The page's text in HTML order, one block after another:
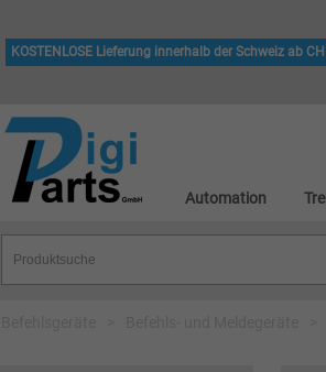
KOSTENLOSE Lieferung innerhalb der Schweiz ab
Automation